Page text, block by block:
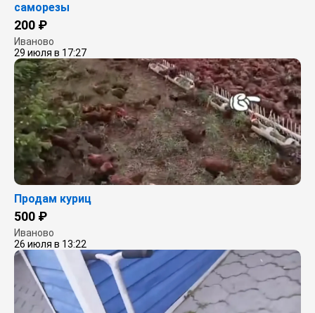
саморезы
200 ₽
Иваново
29 июля в 17:27
Продам куриц
500 ₽
Иваново
26 июля в 13:22